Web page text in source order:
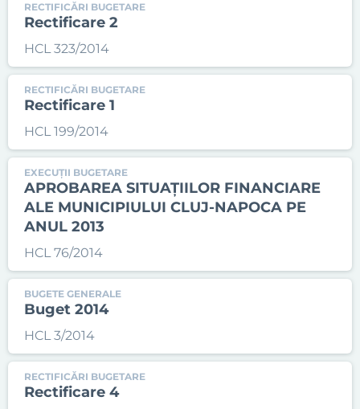
RECTIFICĂRI BUGETARE
Rectificare 2
HCL 323/2014
RECTIFICĂRI BUGETARE
Rectificare 1
HCL 199/2014
EXECUȚII BUGETARE
APROBAREA SITUAȚIILOR FINANCIARE
ALE MUNICIPIULUI CLUJ-NAPOCA PE
ANUL 2013
HCL 76/2014
BUGETE GENERALE
Buget 2014
HCL 3/2014
RECTIFICĂRI BUGETARE
Rectificare 4